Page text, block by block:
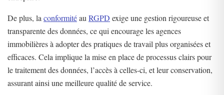
De plus, la conformitéau RGPD exige une gestion rigoureuse et
transparente des données, ce qui encourage les agences
immobilières à adopter des pratiques de travail plus organisées et
efficaces. Cela implique la mise en place de processus clairs pour
le traitement des données, l’accès à celles-ci, et leur conservation,
assurant ainsi une meilleure qualité de service.